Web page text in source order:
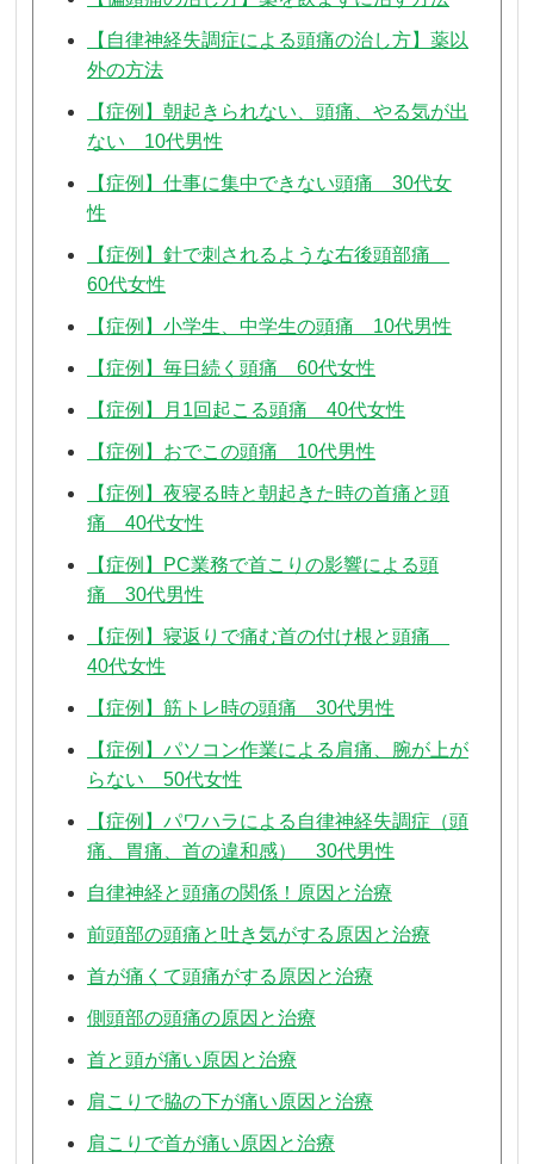
【自律神経失調症による頭痛の治し方】薬以
外の方法
【症例】朝起きられない、頭痛、やる気が出
ない 10代男性
【症例】仕事に集中できない頭痛 30代女
性
【症例】針で刺されるような右後頭部痛
60代女性
【症例】小学生、中学生の頭痛 10代男性
【症例】毎日続く頭痛 60代女性
【症例】月1回起こる頭痛 40代女性
【症例】おでこの頭痛 10代男性
【症例】夜寝る時と朝起きた時の首痛と頭
痛 40代女性
【症例】PC業務で首こりの影響による頭
痛 30代男性
【症例】寝返りで痛む首の付け根と頭痛
40代女性
【症例】筋トレ時の頭痛 30代男性
【症例】パソコン作業による肩痛、腕が上が
らない 50代女性
【症例】パワハラによる自律神経失調症（頭
痛、胃痛、首の違和感） 30代男性
自律神経と頭痛の関係！原因と治療
前頭部の頭痛と吐き気がする原因と治療
首が痛くて頭痛がする原因と治療
側頭部の頭痛の原因と治療
首と頭が痛い原因と治療
肩こりで脇の下が痛い原因と治療
肩こりで首が痛い原因と治療